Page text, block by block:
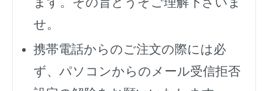
せ。
携帯電話からのご注文の際には必
ず、 パソコンからのメール受信拒否